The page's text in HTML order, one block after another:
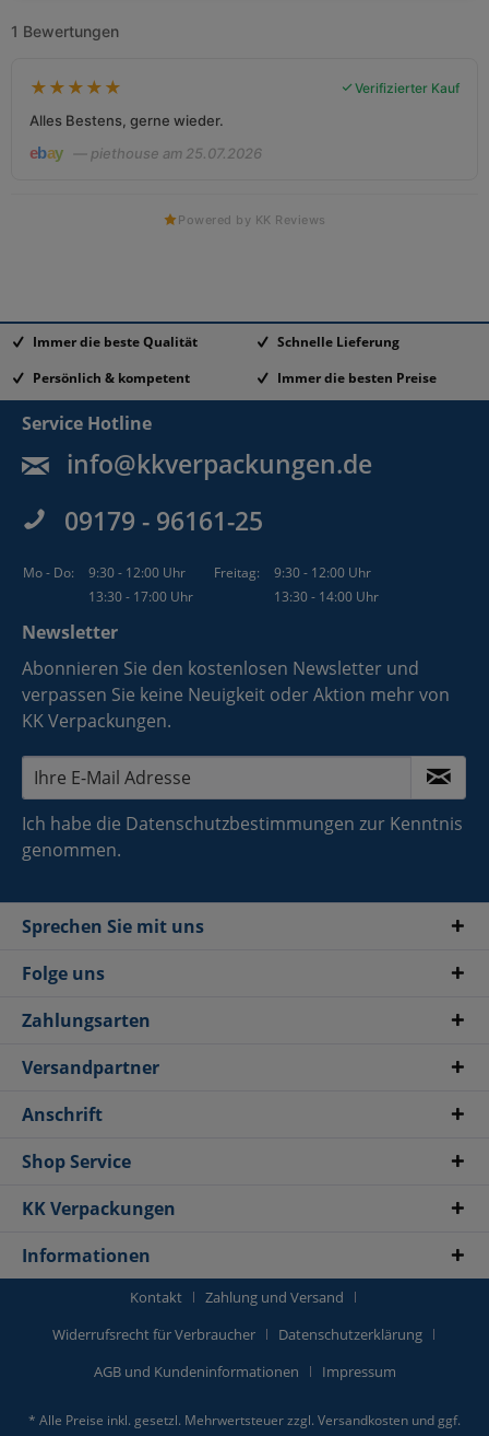
1 Bewertungen
★ ★ ★ ★ ★ Verifizierter Kauf
Alles Bestens, gerne wieder.
— piethouse am 25.07.2026
Powered by KK Reviews
Immer die beste Qualität
Schnelle Lieferung
Persönlich & kompetent
Immer die besten Preise
Service Hotline
info@kkverpackungen.de
09179 - 96161-25
Mo - Do: 9:30 - 12:00 Uhr Freitag:
9:30 - 12:00 Uhr
13:30 - 17:00 Uhr
13:30 - 14:00 Uhr
Newsletter
Abonnieren Sie den kostenlosen Newsletter und
verpassen Sie keine Neuigkeit oder Aktion mehr von
KK Verpackungen.
Ich habe die Datenschutzbestimmungen zur Kenntnis
genommen.
Sprechen Sie mit uns
Folge uns
Zahlungsarten
Versandpartner
Anschrift
Shop Service
KK Verpackungen
Informationen
Kontakt
Zahlung und Versand
Widerrufsrecht für Verbraucher
Datenschutzerklärung
AGB und Kundeninformationen
Impressum
* Alle Preise inkl. gesetzl. Mehrwertsteuer zzgl. Versandkosten und ggf.